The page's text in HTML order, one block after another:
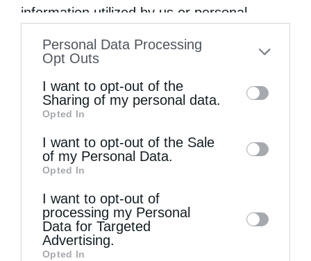
information utilized by us or personal
to your opt-out. You may separately opt-out
information by third parties on the IAB’s list
of downstream participants. This
information may also be disclosed by us to
third parties on theIAB’s List of
Downstream Participants
disclose it to other third parties.
Personal Data Processing
Opt Outs
I want to opt-out of the
Sharing of my personal data.
Opted In
I want to opt-out of the Sale
of my Personal Data.
Opted In
I want to opt-out of
processing my Personal
Data for Targeted
Advertising.
Opted In
Τελευταία άρθρα
Ελληνικός Ερυθρός Σταυρός: Τι πρέπει να
περιέχει ένα φαρμακείο διακοπών